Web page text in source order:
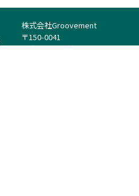
株式会社Groovement
〒150-0041
東京都渋谷区神南1丁目23−14